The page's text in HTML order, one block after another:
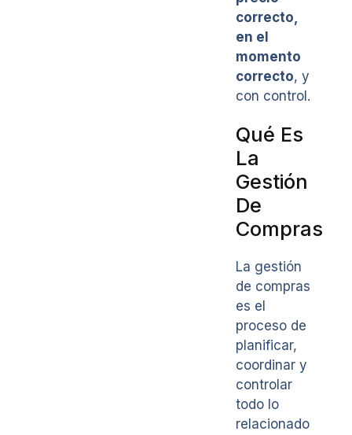
correcto,
en el
momento
correcto, y
con control.
Qué Es
La
Gestión
De
Compras
La gestión
de compras
es el
proceso de
planificar,
coordinar y
controlar
todo lo
relacionado